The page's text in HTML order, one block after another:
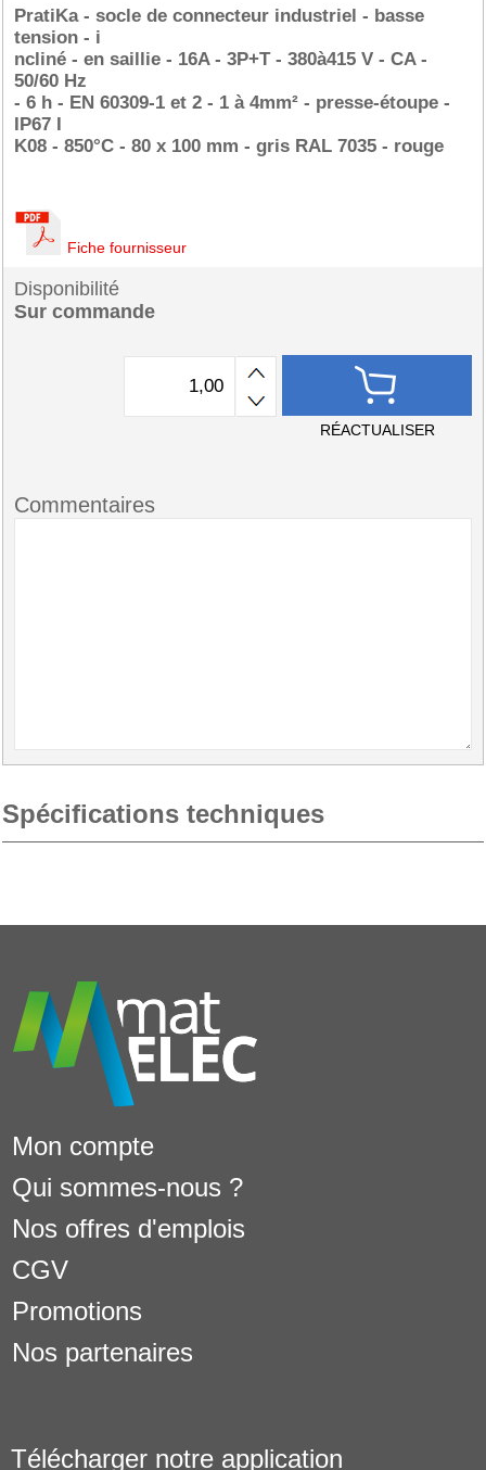
PratiKa - socle de connecteur industriel - basse
tension - i
ncliné - en saillie - 16A - 3P+T - 380à415 V - CA -
50/60 Hz
- 6 h - EN 60309-1 et 2 - 1 à 4mm² - presse-étoupe -
IP67 I
K08 - 850°C - 80 x 100 mm - gris RAL 7035 - rouge
Fiche fournisseur
Disponibilité
Sur commande
RÉACTUALISER
Commentaires
Spécifications techniques
Mon compte
Qui sommes-nous ?
Nos offres d'emplois
CGV
Promotions
Nos partenaires
Télécharger notre application